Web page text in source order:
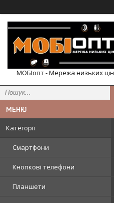
МОБІопт - Мережа низьких цін
Категорії
Смартфони
Кнопкові телефони
Планшети